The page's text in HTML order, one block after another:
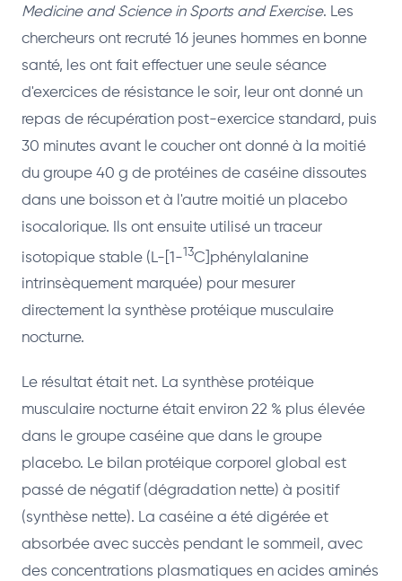
Medicine and Science in Sports and Exercise. Les
chercheurs ont recruté 16 jeunes hommes en bonne
santé, les ont fait effectuer une seule séance
d'exercices de résistance le soir, leur ont donné un
repas de récupération post-exercice standard, puis
30 minutes avant le coucher ont donné à la moitié
du groupe 40 g de protéines de caséine dissoutes
dans une boisson et à l'autre moitié un placebo
isocalorique. Ils ont ensuite utilisé un traceur
isotopique stable (L-[1-13C]phénylalanine
intrinsèquement marquée) pour mesurer
directement la synthèse protéique musculaire
nocturne.
Le résultat était net. La synthèse protéique
musculaire nocturne était environ 22 % plus élevée
dans le groupe caséine que dans le groupe
placebo. Le bilan protéique corporel global est
passé de négatif (dégradation nette) à positif
(synthèse nette). La caséine a été digérée et
absorbée avec succès pendant le sommeil, avec
des concentrations plasmatiques en acides aminés